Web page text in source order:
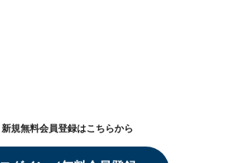
新規無料会員登録はこちらから